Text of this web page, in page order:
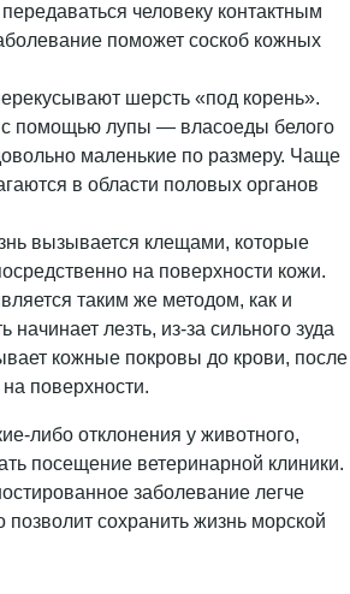
человеку контактным
поможет соскоб кожных
шерсть «под корень».
с помощью лупы — власоеды белого
маленькие по размеру. Чаще
в области половых органов
вызывается клещами, которые
на поверхности кожи.
таким же методом, как и
начинает лезть, из-за сильного зуда
кожные покровы до крови, после
поверхности.
либо отклонения у животного,
посещение ветеринарной клиники.
заболевание легче
позволит сохранить жизнь морской